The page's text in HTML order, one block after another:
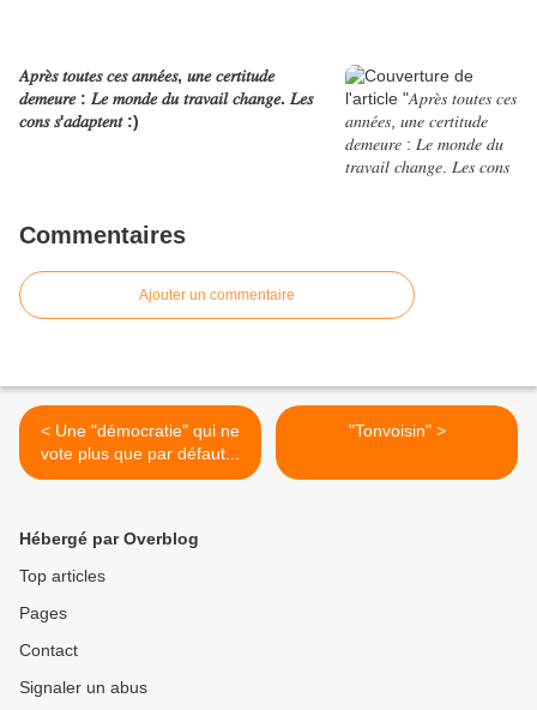
𝐴𝑝𝑟𝑒̀𝑠 𝑡𝑜𝑢𝑡𝑒𝑠 𝑐𝑒𝑠 𝑎𝑛𝑛𝑒́𝑒𝑠, 𝑢𝑛𝑒 𝑐𝑒𝑟𝑡𝑖𝑡𝑢𝑑𝑒
𝑑𝑒𝑚𝑒𝑢𝑟𝑒 : 𝐿𝑒 𝑚𝑜𝑛𝑑𝑒 𝑑𝑢 𝑡𝑟𝑎𝑣𝑎𝑖𝑙 𝑐ℎ𝑎𝑛𝑔𝑒. 𝐿𝑒𝑠
𝑐𝑜𝑛𝑠 𝑠'𝑎𝑑𝑎𝑝𝑡𝑒𝑛𝑡 :)
Commentaires
Ajouter un commentaire
< Une "démocratie" qui ne
vote plus que par défaut...
"Tonvoisin" >
Hébergé par Overblog
Top articles
Pages
Contact
Signaler un abus